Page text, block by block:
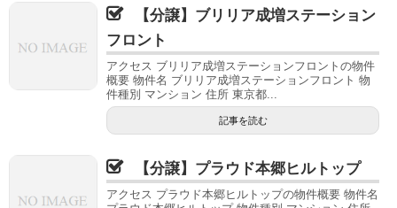
【分譲】ブリリア成増ステーション
フロント
アクセス ブリリア成増ステーションフロントの物件
概要 物件名 ブリリア成増ステーションフロント 物
件種別 マンション 住所 東京都...
記事を読む
【分譲】プラウド本郷ヒルトップ
アクセス プラウド本郷ヒルトップの物件概要 物件名